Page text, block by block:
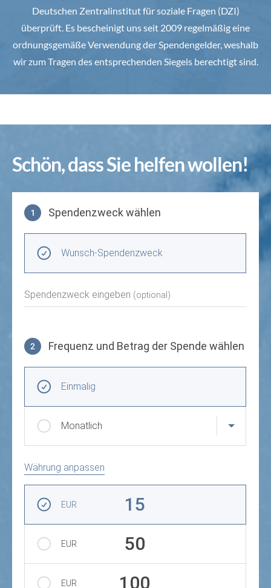
Deutschen Zentralinstitut für soziale Fragen (DZI)
überprüft. Es bescheinigt uns seit 2009 regelmäßig eine
ordnungsgemäße Verwendung der Spendengelder, weshalb
wir zum Tragen des entsprechenden Siegels berechtigt sind.
Schön, dass Sie helfen wollen!
1 Spendenzweck wählen
Wunsch-Spendenzweck
Spendenzweck eingeben (optional)
2 Frequenz und Betrag der Spende wählen
Einmalig
Monatlich
Währung anpassen
EUR 15
EUR 50
EUR 100